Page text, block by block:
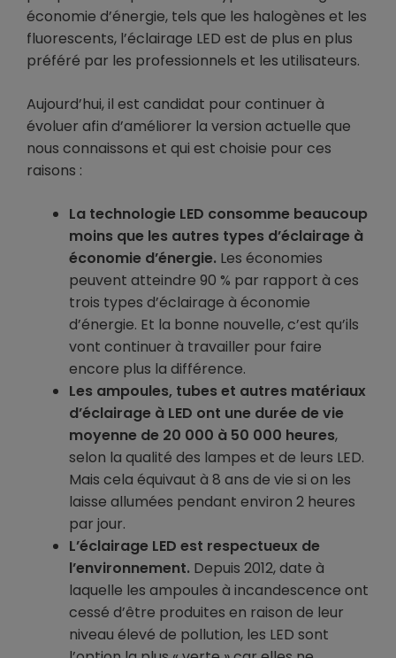
économie d’énergie, tels que les halogènes et les
fluorescents, l’éclairage LED est de plus en plus
préféré par les professionnels et les utilisateurs.
Aujourd’hui, il est candidat pour continuer à
évoluer afin d’améliorer la version actuelle que
nous connaissons et qui est choisie pour ces
raisons :
La technologie LED consomme beaucoup
moins que les autres types d’éclairage à
économie d’énergie. Les économies
peuvent atteindre 90 % par rapport à ces
trois types d’éclairage à économie
d’énergie. Et la bonne nouvelle, c’est qu’ils
vont continuer à travailler pour faire
encore plus la différence.
Les ampoules, tubes et autres matériaux
d’éclairage à LED ont une durée de vie
moyenne de 20 000 à 50 000 heures,
selon la qualité des lampes et de leurs LED.
Mais cela équivaut à 8 ans de vie si on les
laisse allumées pendant environ 2 heures
par jour.
L’éclairage LED est respectueux de
l’environnement. Depuis 2012, date à
laquelle les ampoules à incandescence ont
cessé d’être produites en raison de leur
niveau élevé de pollution, les LED sont